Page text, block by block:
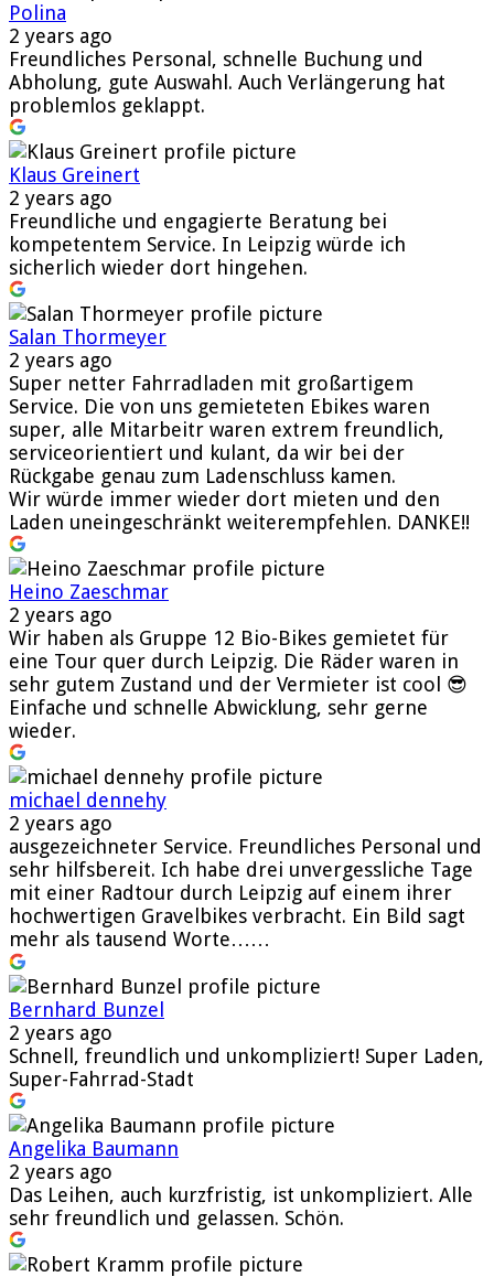
Polina
2 years ago
Freundliches Personal, schnelle Buchung und
Abholung, gute Auswahl. Auch Verlängerung hat
problemlos geklappt.
Klaus Greinert
2 years ago
Freundliche und engagierte Beratung bei
kompetentem Service. In Leipzig würde ich
sicherlich wieder dort hingehen.
Salan Thormeyer
2 years ago
Super netter Fahrradladen mit großartigem
Service. Die von uns gemieteten Ebikes waren
super, alle Mitarbeitr waren extrem freundlich,
serviceorientiert und kulant, da wir bei der
Rückgabe genau zum Ladenschluss kamen.
Wir würde immer wieder dort mieten und den
Laden uneingeschränkt weiterempfehlen. DANKE!!
Heino Zaeschmar
2 years ago
Wir haben als Gruppe 12 Bio-Bikes gemietet für
eine Tour quer durch Leipzig. Die Räder waren in
sehr gutem Zustand und der Vermieter ist cool 😎
Einfache und schnelle Abwicklung, sehr gerne
wieder.
michael dennehy
2 years ago
ausgezeichneter Service. Freundliches Personal und
sehr hilfsbereit. Ich habe drei unvergessliche Tage
mit einer Radtour durch Leipzig auf einem ihrer
hochwertigen Gravelbikes verbracht. Ein Bild sagt
mehr als tausend Worte……
Bernhard Bunzel
2 years ago
Schnell, freundlich und unkompliziert! Super Laden,
Super-Fahrrad-Stadt
Angelika Baumann
2 years ago
Das Leihen, auch kurzfristig, ist unkompliziert. Alle
sehr freundlich und gelassen. Schön.